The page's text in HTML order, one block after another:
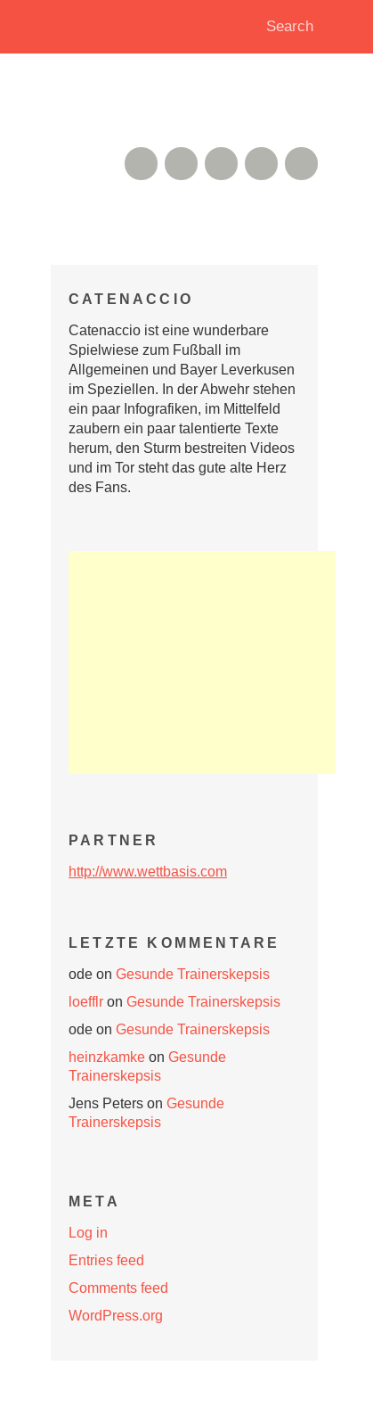
Google+
Instagram
Xing
RSS Feed
CATENACCIO
Catenaccio ist eine wunderbare
Spielwiese zum Fußball im
Allgemeinen und Bayer Leverkusen
im Speziellen. In der Abwehr stehen
ein paar Infografiken, im Mittelfeld
zaubern ein paar talentierte Texte
herum, den Sturm bestreiten Videos
und im Tor steht das gute alte Herz
des Fans.
PARTNER
http://www.wettbasis.com
LETZTE KOMMENTARE
ode on Gesunde Trainerskepsis
loefflr on Gesunde Trainerskepsis
ode on Gesunde Trainerskepsis
heinzkamke on Gesunde
Trainerskepsis
Jens Peters on Gesunde
Trainerskepsis
META
Log in
Entries feed
Comments feed
WordPress.org